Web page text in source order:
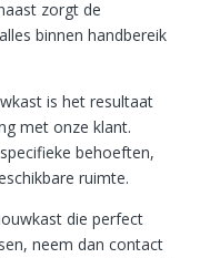
zorgt de
binnen handbereik
is het resultaat
met onze klant.
behoeften,
ruimte.
die perfect
neem dan contact